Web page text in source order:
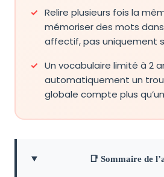
Relire plusieurs fois la
mémoriser des mots
affectif, pas uniquement
Un vocabulaire limité à 2
automatiquement un
globale compte plus
📑 Sommaire de